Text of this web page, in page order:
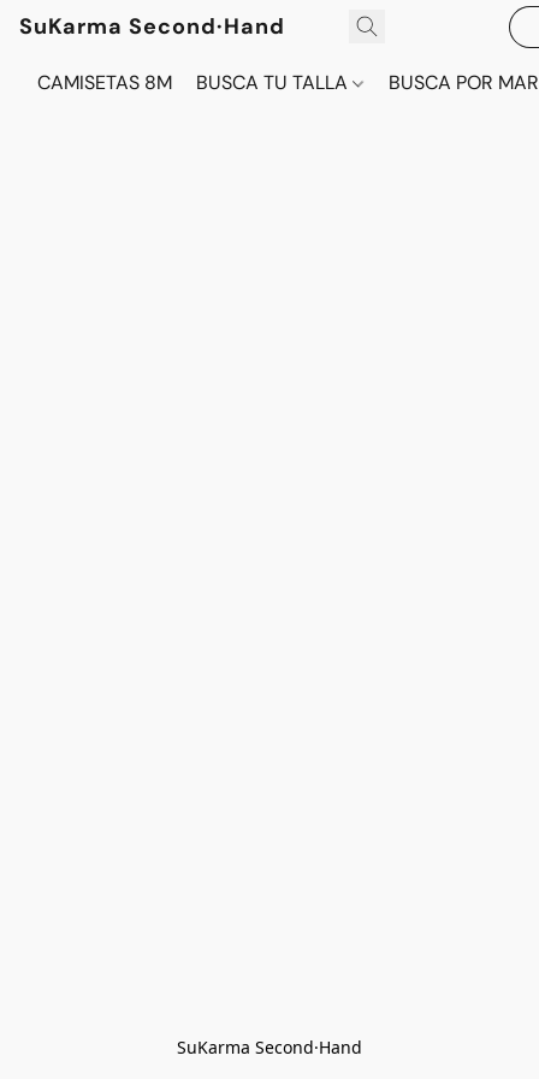
SuKarma Second·Hand
CAMISETAS 8M BUSCA TU TALLA BUSCA POR
SuKarma Second·Hand